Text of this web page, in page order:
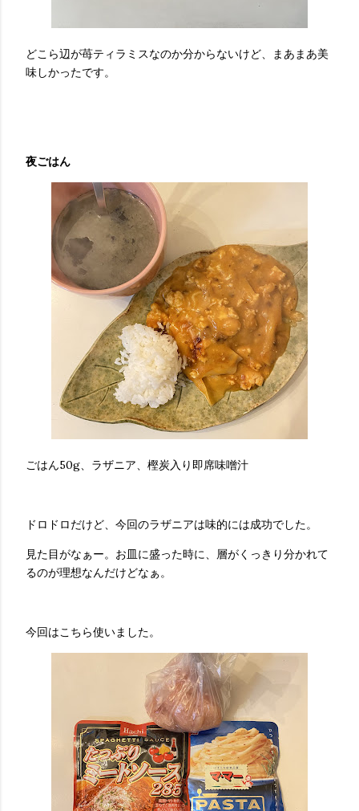
どこら辺が苺ティラミスなのか分からないけど、まあまあ美
味しかったです。
夜ごはん
ごはん50g、ラザニア、樫炭入り即席味噌汁
ドロドロだけど、今回のラザニアは味的には成功でした。
見た目がなぁー。お皿に盛った時に、層がくっきり分かれて
るのが理想なんだけどなぁ。
今回はこちら使いました。